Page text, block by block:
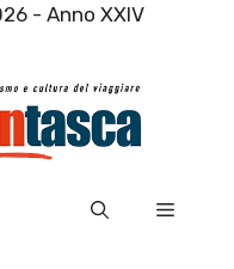
- Anno XXIV
Menu